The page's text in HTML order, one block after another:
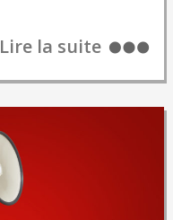
Lire la suite